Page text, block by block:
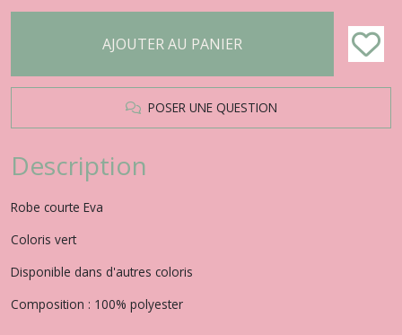
AJOUTER AU PANIER
POSER UNE QUESTION
Description
Robe courte Eva
Coloris vert
Disponible dans d'autres coloris
Composition : 100% polyester